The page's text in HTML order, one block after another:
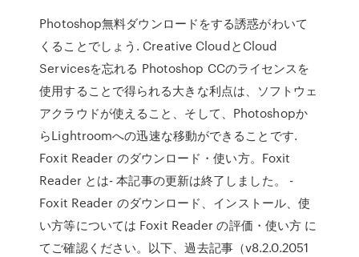
Photoshop無料ダウンロードをする誘惑がわいて
くることでしょう. Creative CloudとCloud
Servicesを忘れる Photoshop CCのライセンスを
使用することで得られる大きな利点は、ソフトウェ
アクラウドが使えること、そして、Photoshopか
らLightroomへの迅速な移動ができることです.
Foxit Reader のダウンロード・使い方。Foxit
Reader とは- 本記事の更新は終了しました。 -
Foxit Reader のダウンロード、インストール、使
い方等については Foxit Reader の評価・使い方 に
てご確認ください。以下、過去記事（v8.2.0.2051